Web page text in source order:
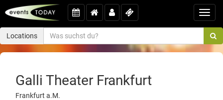
Locations
Galli Theater Frankfurt
Frankfurt a.M.